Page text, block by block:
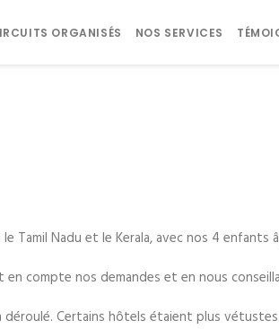
ORGANISÉS NOS SERVICES
Tamil Nadu et le Kerala, avec nos 4 enfants
compte nos demandes et en nous
déroulé. Certains hôtels étaient plus